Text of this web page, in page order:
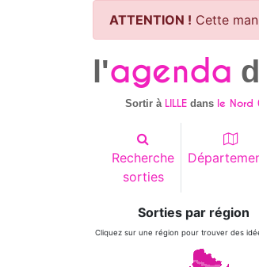
ATTENTION ! Cette
l'agenda
Sortir à LILLE dans le Nord
Recherche
sorties
Sorties par région
Cliquez sur une région pour trouver des